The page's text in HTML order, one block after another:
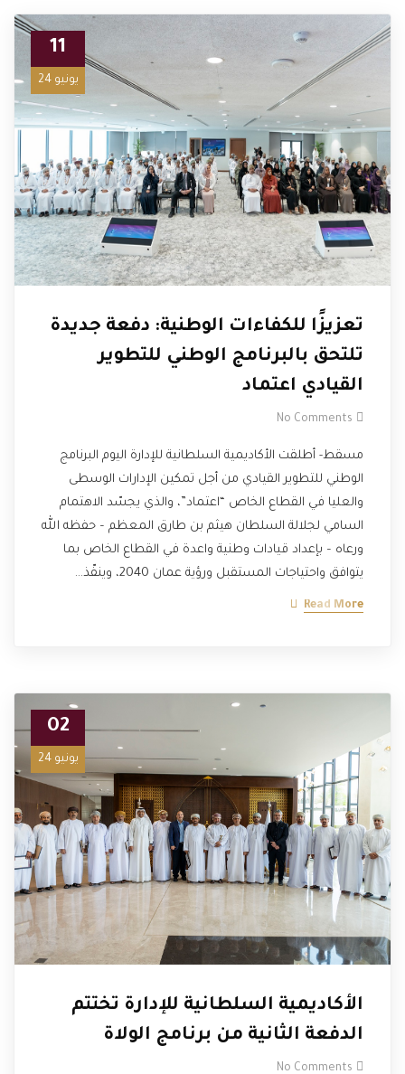
11
يونيو 24
تعزيزًا للكفاءات الوطنية: دفعة جديدة
تلتحق بالبرنامج الوطني للتطوير
القيادي اعتماد
No Comments
مسقط- أطلقت الأكاديمية السلطانية للإدارة اليوم البرنامج
الوطني للتطوير القيادي من أجل تمكين الإدارات الوسطى
والعليا في القطاع الخاص “اعتماد”، والذي يجسّد الاهتمام
السامي لجلالة السلطان هيثم بن طارق المعظم – حفظه الله
ورعاه – بإعداد قيادات وطنية واعدة في القطاع الخاص بما
يتوافق واحتياجات المستقبل ورؤية عمان 2040، وينفّذ…
Read More
02
يونيو 24
الأكاديمية السلطانية للإدارة تختتم
الدفعة الثانية من برنامج الولاة
No Comments